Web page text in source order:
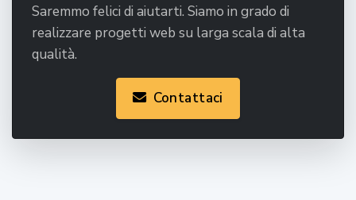
Saremmo felici di aiutarti. Siamo in grado di
realizzare progetti web su larga scala di alta
qualità.
Contattaci